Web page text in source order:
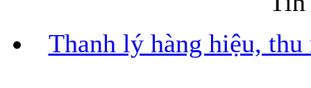
Thanh lý hàng hiệu,